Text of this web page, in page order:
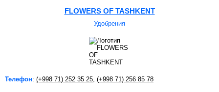
FLOWERS OF TASHKENT
Удобрения
Телефон: (+998 71) 252 35 25 (+998 71) 256 85 78